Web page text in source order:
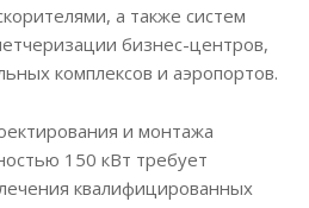
а также систем
бизнес-центров,
комплексов и аэропортов.
и монтажа
150 кВт требует
квалифицированных